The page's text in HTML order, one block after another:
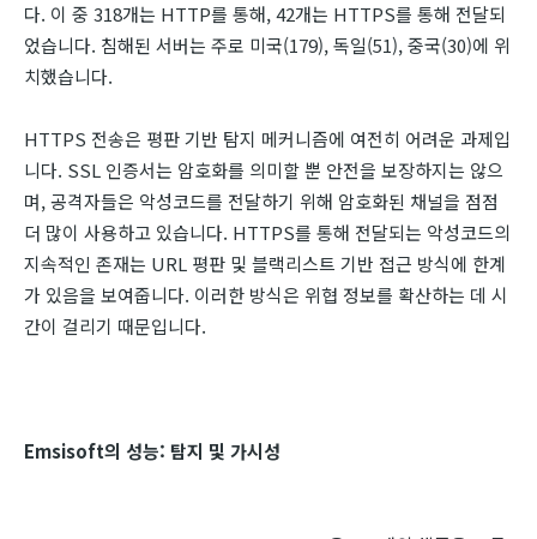
다. 이 중 318개는 HTTP를 통해, 42개는 HTTPS를 통해 전달되
었습니다. 침해된 서버는 주로 미국(179), 독일(51), 중국(30)에 위
치했습니다.
HTTPS 전송은 평판 기반 탐지 메커니즘에 여전히 어려운 과제입
니다. SSL 인증서는 암호화를 의미할 뿐 안전을 보장하지는 않으
며, 공격자들은 악성코드를 전달하기 위해 암호화된 채널을 점점
더 많이 사용하고 있습니다. HTTPS를 통해 전달되는 악성코드의
지속적인 존재는 URL 평판 및 블랙리스트 기반 접근 방식에 한계
가 있음을 보여줍니다. 이러한 방식은 위협 정보를 확산하는 데 시
간이 걸리기 때문입니다.
Emsisoft의 성능: 탐지 및 가시성